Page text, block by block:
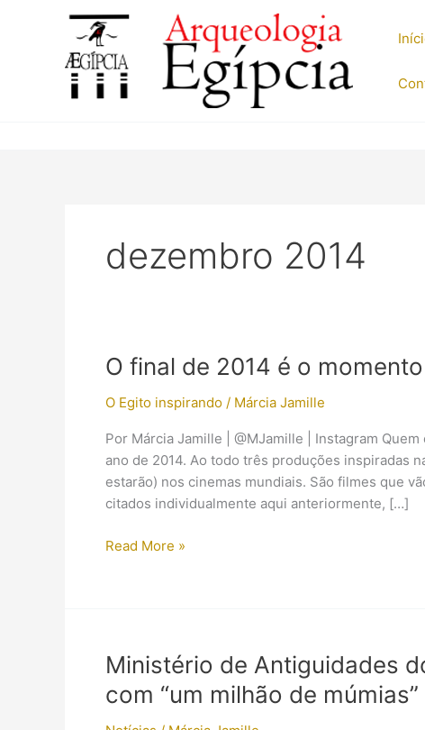
dezembro 2014
O final de 2014 é o
O Egito inspirando / Márcia Jamille
Por Márcia Jamille | @MJamille | Instagram
ano de 2014. Ao todo três produções inspiradas
estarão) nos cinemas mundiais. São filmes que
citados individualmente aqui anteriormente, […]
O
o
momento
do
Read More »
Ministério de Antiguidades
com “um milhão de